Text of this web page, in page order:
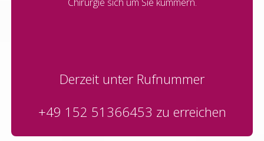
Derzeit unter Rufnummer
+49 152 51366453 zu erreichen